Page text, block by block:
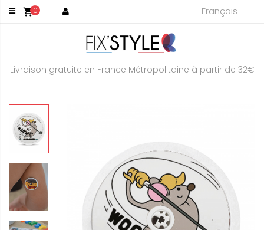
shopping_cart0 Français
Livraison gratuite en France Métropolitaine à partir de 32€